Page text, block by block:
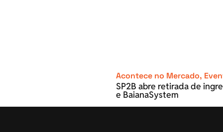
Acontece no Mercado,
SP2B abre retirada de
e BaianaSystem